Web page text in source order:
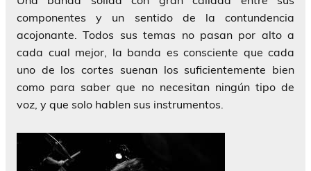
componentes y un sentido de la contundencia
acojonante. Todos sus temas no pasan por alto a
cada cual mejor, la banda es consciente que cada
uno de los cortes suenan los suficientemente bien
como para saber que no necesitan ningún tipo de
voz, y que solo hablen sus instrumentos.